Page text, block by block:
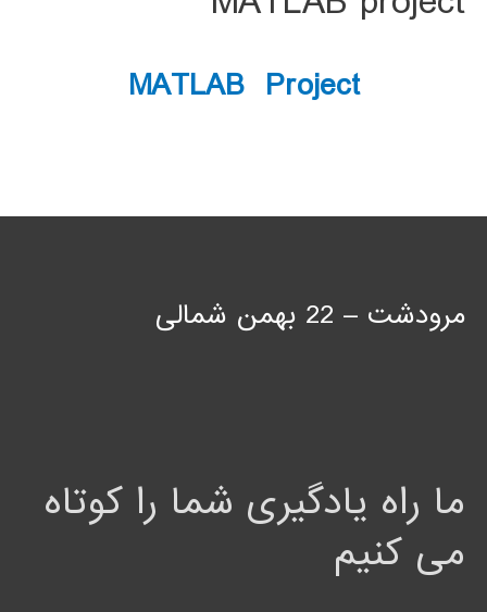
MATLAB Project
مرودشت – 22 بهمن شمالی
ما راه یادگیری شما را کوتاه
می کنیم